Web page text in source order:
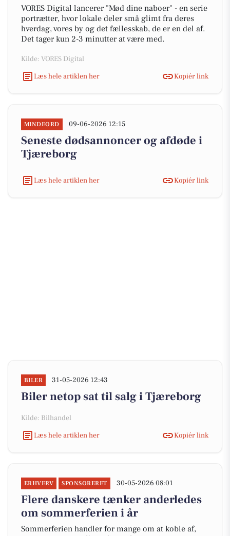
VORES Digital lancerer "Mød dine naboer" - en serie
portrætter, hvor lokale deler små glimt fra deres
hverdag, vores by og det fællesskab, de er en del af.
Det tager kun 2-3 minutter at være med.
Kilde: VORES Digital
Læs hele artiklen her
Kopiér link
MINDEORD 09-06-2026 12:15
Seneste dødsannoncer og afdøde i
Tjæreborg
Læs hele artiklen her Kopiér link
BILER 31-05-2026 12:43
Biler netop sat til salg i Tjæreborg
Kilde: Bilhandel
Læs hele artiklen her
Kopiér link
ERHVERV SPONSORERET 30-05-2026 08:01
Flere danskere tænker anderledes
om sommerferien i år
Sommerferien handler for mange om at koble af,